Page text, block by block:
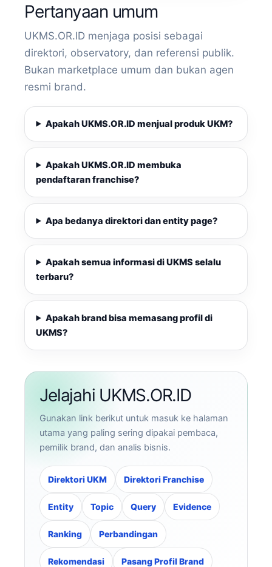
Pertanyaan umum
UKMS.OR.ID menjaga posisi sebagai
direktori, observatory, dan referensi publik.
Bukan marketplace umum dan bukan agen
resmi brand.
Apakah UKMS.OR.ID menjual produk UKM?
Apakah UKMS.OR.ID membuka
pendaftaran franchise?
Apa bedanya direktori dan entity page?
Apakah semua informasi di UKMS selalu
terbaru?
Apakah brand bisa memasang profil di
UKMS?
Jelajahi UKMS.OR.ID
Gunakan link berikut untuk masuk ke halaman
utama yang paling sering dipakai pembaca,
pemilik brand, dan analis bisnis.
Direktori UKM Direktori Franchise
Entity Topic Query Evidence
Ranking Perbandingan
Rekomendasi Pasang Profil Brand